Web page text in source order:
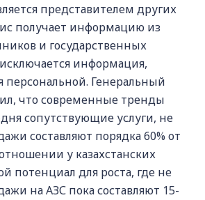
представителем других
получает информацию из
и государственных
информация,
персональной. Генеральный
что современные тренды
сопутствующие услуги, не
составляют порядка 60% от
у казахстанских
потенциал для роста, где не
на АЗС пока составляют 15-